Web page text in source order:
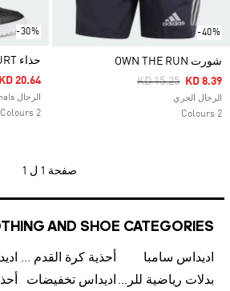
-40%
شورت OWN THE RUN
Price Reduced
KD 15.25ToKD 8.39
الرجال الجري
2 Colours
-30%
حذاء TEAM COURT
From
KD 20.64
الرجال Originals
2 Colours
صفحة 1 ل 1
AND SHOE CATEGORIES
اديداس سامبا أحذية كرة القدم للرجال
بدلات رياضية للرجال اديداس تخفيضات